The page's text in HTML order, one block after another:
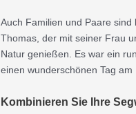
Auch Familien und Paare sind
Thomas, der mit seiner Frau
Natur genießen. Es war ein
einen wunderschönen Tag
Kombinieren Sie Ihre